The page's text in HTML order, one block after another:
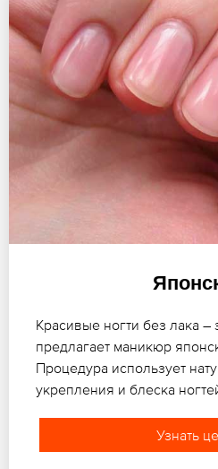
Красивые ногти без лака –
предлагает маникюр
Процедура использует
укрепления и блеска
Узнать